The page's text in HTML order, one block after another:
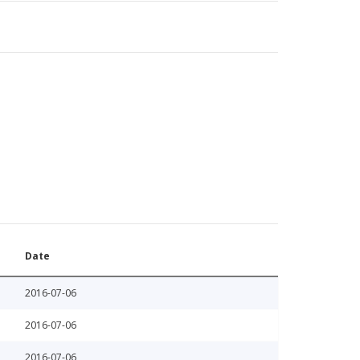
Date
2016-07-06
2016-07-06
2016-07-06